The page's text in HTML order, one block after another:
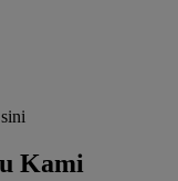
Kami